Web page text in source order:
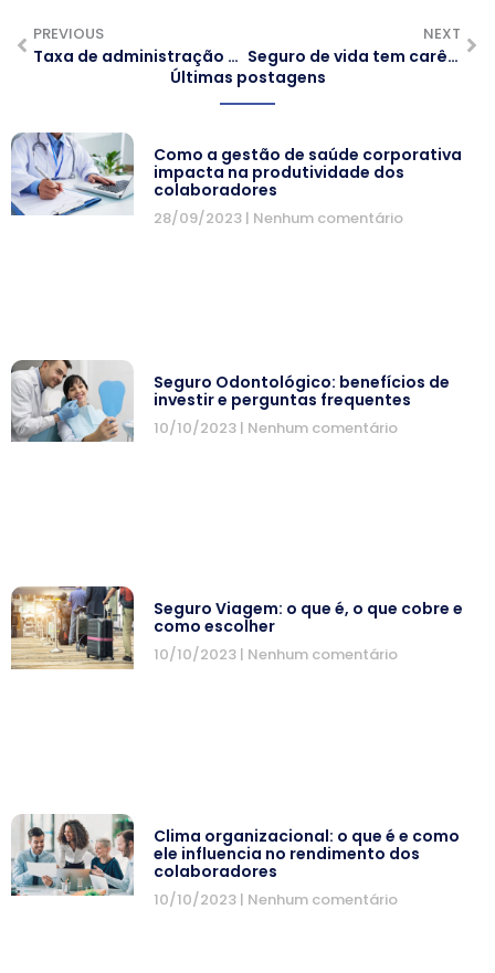
PREVIOUS
Taxa de administração no consórcio: o que é, como funciona e como avaliar se ela é justa
NEXT
Seguro de vida tem carência? Entenda quando a cobertura começa a valer
Últimas postagens
Como a gestão de saúde corporativa
impacta na produtividade dos
colaboradores
28/09/2023 Nenhum comentário
Seguro Odontológico: benefícios de
investir e perguntas frequentes
10/10/2023 Nenhum comentário
Seguro Viagem: o que é, o que cobre e
como escolher
10/10/2023 Nenhum comentário
Clima organizacional: o que é e como
ele influencia no rendimento dos
colaboradores
10/10/2023 Nenhum comentário